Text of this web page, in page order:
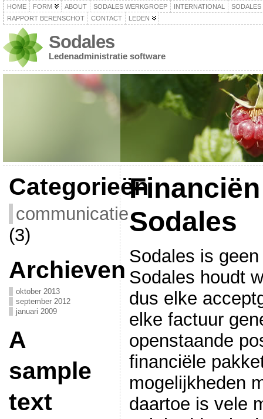
HOME FORM ABOUT SODALES WERKGROEP INTERNATIONAL
SODALES
RAPPORT BERENSCHOT
CONTACT LEDEN
Sodales
Ledenadministratie software
Categorieën
communicatie
(3)
Archieven
oktober 2013
september 2012
januari 2009
A
sample
text
Sodales
Sodales is
Sodales houdt
dus elke
elke factuur
openstaande
financiële
mogelijkheden
daartoe is vele